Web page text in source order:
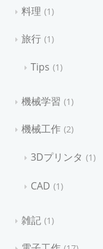
料理 1
旅行 1
Tips 1
機械学習 1
機械工作 2
3Dプリンタ 1
CAD 1
雑記 1